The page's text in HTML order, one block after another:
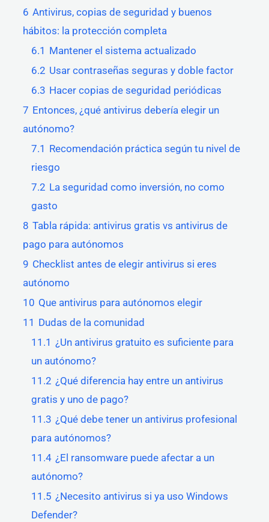
6 Antivirus, copias de seguridad y buenos
hábitos: la protección completa
6.1 Mantener el sistema actualizado
6.2 Usar contraseñas seguras y doble factor
6.3 Hacer copias de seguridad periódicas
7 Entonces, ¿qué antivirus debería elegir un
autónomo?
7.1 Recomendación práctica según tu nivel de
riesgo
7.2 La seguridad como inversión, no como
gasto
8 Tabla rápida: antivirus gratis vs antivirus de
pago para autónomos
9 Checklist antes de elegir antivirus si eres
autónomo
10 Que antivirus para autónomos elegir
11 Dudas de la comunidad
11.1 ¿Un antivirus gratuito es suficiente para
un autónomo?
11.2 ¿Qué diferencia hay entre un antivirus
gratis y uno de pago?
11.3 ¿Qué debe tener un antivirus profesional
para autónomos?
11.4 ¿El ransomware puede afectar a un
autónomo?
11.5 ¿Necesito antivirus si ya uso Windows
Defender?